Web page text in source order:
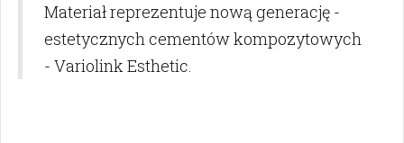
Materiał reprezentuje nową generację -
estetycznych cementów kompozytowych
- Variolink Esthetic.